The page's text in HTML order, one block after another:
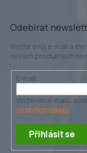
Odebírat
Vložte svůj e-mail a
nových produktech na
E-mail
Vložením e-mailu
osobních údajů
Přihlásit se